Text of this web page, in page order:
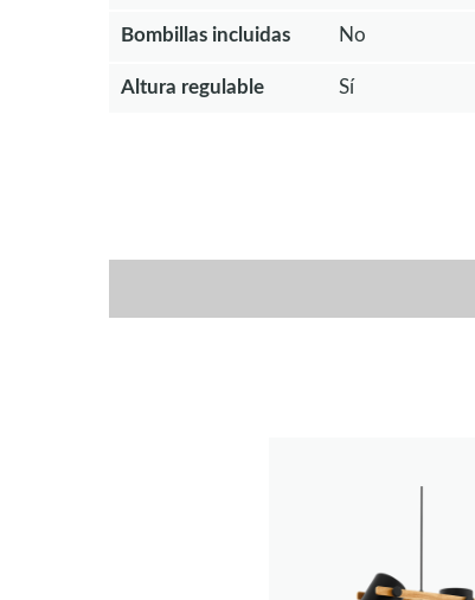
Bombillas incluidas No
Altura regulable Sí